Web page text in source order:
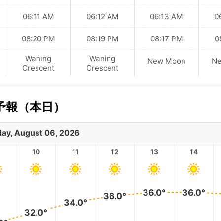
06:11 AM
08:20 PM
Waning
Crescent
06:12 AM
08:19 PM
Waning
Crescent
06:13 AM
08:17 PM
New Moon
（本日）
August 06, 2026
10
32.0°
11
34.0°
12
36.0°
13
36.0°
14
36.0°